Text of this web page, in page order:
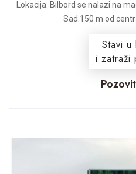
Lokacija: Bilbord se nalazi na
Sad.150 m od
Stavi u
i zatraži